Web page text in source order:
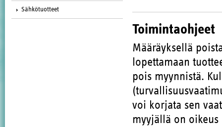
Sähkötuotteet
Toimintaohjeet
Määräyksellä
lopettamaan
pois myynnistä.
voi korjata sen
myyjällä on